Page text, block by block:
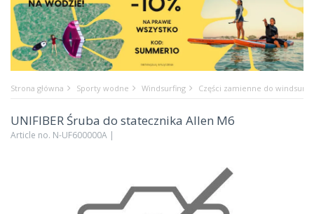
Strona główna Sporty wodne Windsurfing Części zamienne do
UNIFIBER Śruba do statecznika Allen M6
Article no. N-UF600000A |